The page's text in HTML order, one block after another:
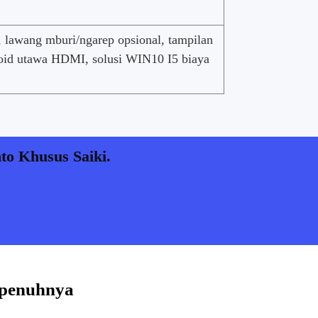
mburi/ngarep opsional, tampilan
utawa HDMI, solusi WIN10 I5 biaya
Khusus Saiki.